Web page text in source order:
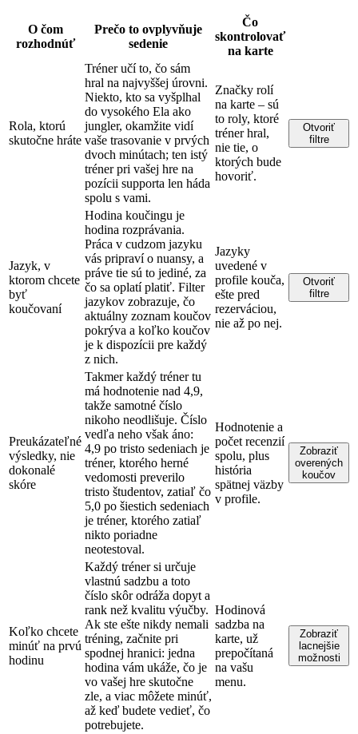
O čom
rozhodnúť
Prečo to ovplyvňuje
sedenie
Čo
skontrolovať
na karte
Rola, ktorú
skutočne hráte
Tréner učí to, čo sám
hral na najvyššej úrovni.
Niekto, kto sa vyšplhal
do vysokého Ela ako
jungler, okamžite vidí
vaše trasovanie v prvých
dvoch minútach; ten istý
tréner pri vašej hre na
pozícii supporta len háda
spolu s vami.
Značky rolí
na karte – sú
to roly, ktoré
tréner hral,
nie tie, o
ktorých bude
hovoriť.
Otvoriť
filtre
Jazyk, v
ktorom chcete
byť
koučovaní
Hodina koučingu je
hodina rozprávania.
Práca v cudzom jazyku
vás pripraví o nuansy, a
práve tie sú to jediné, za
čo sa oplatí platiť. Filter
jazykov zobrazuje, čo
aktuálny zoznam koučov
pokrýva a koľko koučov
je k dispozícii pre každý
z nich.
Jazyky
uvedené v
profile kouča,
ešte pred
rezerváciou,
nie až po nej.
Otvoriť
filtre
Preukázateľné
výsledky, nie
dokonalé
skóre
Takmer každý tréner tu
má hodnotenie nad 4,9,
takže samotné číslo
nikoho neodlišuje. Číslo
vedľa neho však áno:
4,9 po tristo sedeniach je
tréner, ktorého herné
vedomosti preverilo
tristo študentov, zatiaľ čo
5,0 po šiestich sedeniach
je tréner, ktorého zatiaľ
nikto poriadne
neotestoval.
Hodnotenie a
počet recenzií
spolu, plus
história
spätnej väzby
v profile.
Zobraziť
overených
koučov
Koľko chcete
minúť na prvú
hodinu
Každý tréner si určuje
vlastnú sadzbu a toto
číslo skôr odráža dopyt a
rank než kvalitu výučby.
Ak ste ešte nikdy nemali
tréning, začnite pri
spodnej hranici: jedna
hodina vám ukáže, čo je
vo vašej hre skutočne
zle, a viac môžete minúť,
až keď budete vedieť, čo
potrebujete.
Hodinová
sadzba na
karte, už
prepočítaná
na vašu
menu.
Zobraziť
lacnejšie
možnosti